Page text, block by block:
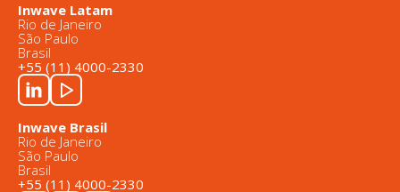
Inwave Latam
Rio de Janeiro
São Paulo
Brasil
+55 (11) 4000-2330
Inwave Brasil
Rio de Janeiro
São Paulo
Brasil
+55 (11) 4000-2330